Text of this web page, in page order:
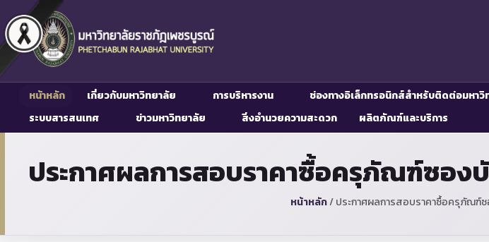
หน้าหลัก เกี่ยวกับมหาวิทยาลัย การบริหารงาน ช่องทางอิเล็กทรอนิกส์สำหรับติดต่อมหาวิ
ระบบสารสนเทศ
ข่าวมหาวิทยาลัย สิ่งอำนวยความสะดวก ผลิตภัณฑ์และบริการ
ประกาศผลการสอบราคาซื้อครุภัณฑ์ซอ
หน้าหลัก/ ประกาศผลการสอบราคาซื้อครุภัณฑ์